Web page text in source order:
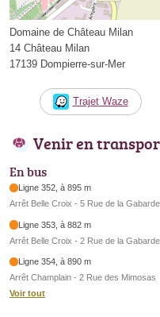
Domaine de Château Milan
14 Château Milan
17139 Dompierre-sur-Mer
Trajet Waze
Venir en
En bus
Ligne 352, à 895 m
Arrêt Belle Croix - 5 Rue de la
Ligne 353, à 882 m
Arrêt Belle Croix - 2 Rue de la
Ligne 354, à 890 m
Arrêt Champlain - 2 Rue des Mimosas
Voir tout